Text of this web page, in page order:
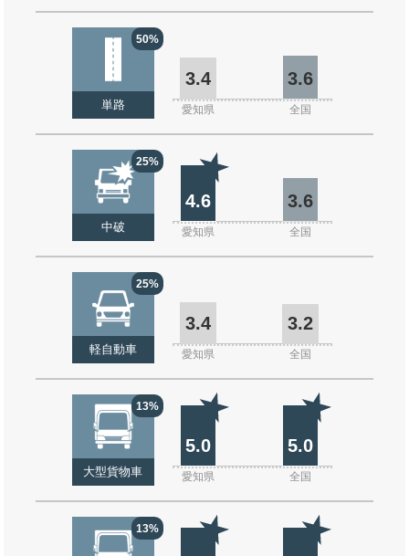
50%
単路
3.4 3.6
愛知県 全国
25%
中破
4.6 3.6
愛知県 全国
25%
軽自動車
3.4 3.2
愛知県 全国
13%
大型貨物車
5.0 5.0
愛知県 全国
13%